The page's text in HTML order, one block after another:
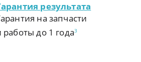
результата
на запчасти
работы до 1 года3